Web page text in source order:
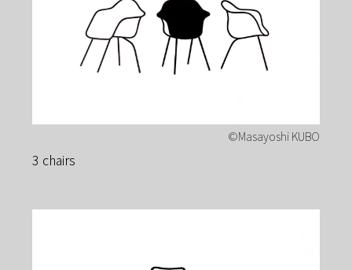
3 chairs